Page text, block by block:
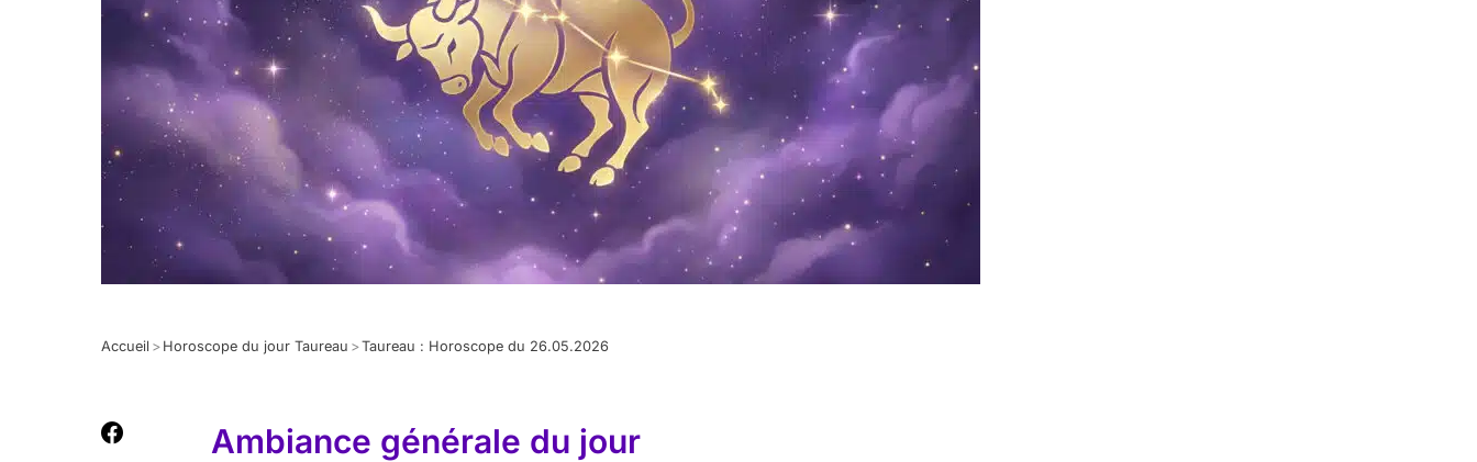
Accueil > Horoscope du jour Taureau >Taureau : Horoscope du 26.05.2026
Ambiance générale du jour